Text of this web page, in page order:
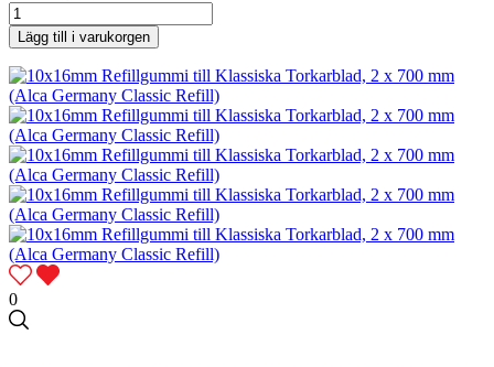
Lägg till i varukorgen
0